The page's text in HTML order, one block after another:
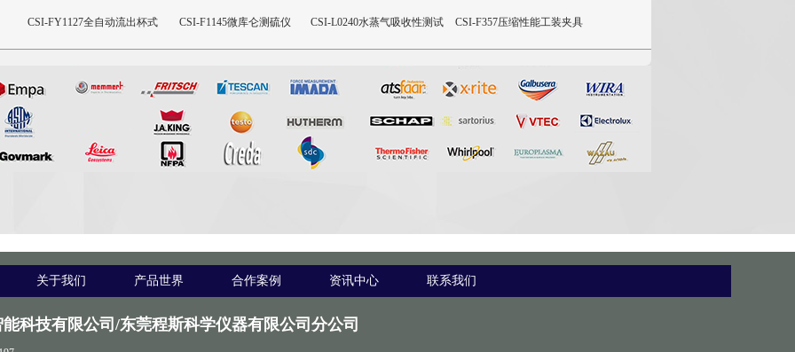
CSI-FY1127全自动流出杯式
CSI-F1145微库仑测硫仪
CSI-L0240水蒸气吸收性测试
CSI-F357压缩性能工装夹具
关于我们 产品世界 合作案例 资讯中心 联系我们
科技有限公司/东莞程斯科学仪器有限公司分公司